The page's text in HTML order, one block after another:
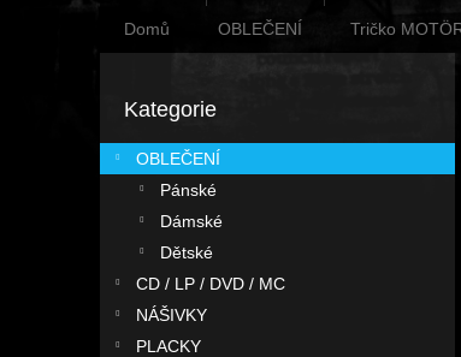
Domů OBLEČENÍ Tričko
t
r
Přeskočit
Kategorie
OBLEČENÍ
Pánské
Dámské
Dětské
CD / LP / DVD / MC
NÁŠIVKY
PLACKY